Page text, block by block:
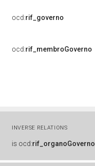
ocd:rif_governo
ocd:rif_membroGoverno
INVERSE RELATIONS
is ocd:rif_organoGoverno